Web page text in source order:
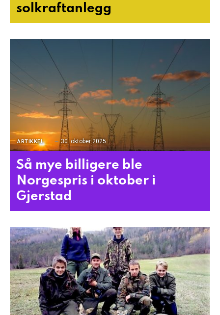
solkraftanlegg
ARTIKKEL 30. oktober 2025
Så mye billigere ble
Norgespris i oktober i
Gjerstad